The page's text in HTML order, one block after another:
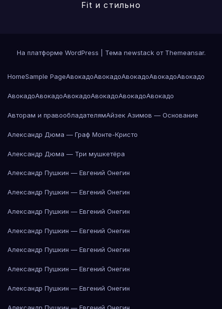
Fit и стильно
На платформе WordPress Тема newstack от Themeansar.
HomeSample PageАвокадоАвокадоАвокадоАвокадоАвокадо
АвокадоАвокадоАвокадоАвокадоАвокадоАвокадо
Авторам и правообладателямАйзек Азимов — Основание
Александр Дюма — Граф Монте-Кристо
Александр Дюма — Три мушкетёра
Александр Пушкин — Евгений Онегин
Александр Пушкин — Евгений Онегин
Александр Пушкин — Евгений Онегин
Александр Пушкин — Евгений Онегин
Александр Пушкин — Евгений Онегин
Александр Пушкин — Евгений Онегин
Александр Пушкин — Евгений Онегин
Александр Пушкин — Евгений Онегин